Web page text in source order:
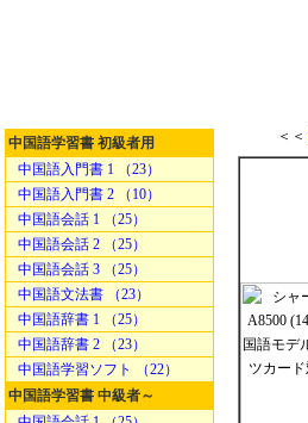
中国語学習書 初級者用
中国語入門書 1 （23）
中国語入門書 2 （10）
中国語会話 1 （25）
中国語会話 2 （25）
中国語会話 3 （25）
中国語文法書 （23）
中国語辞書 1 （25）
中国語辞書 2 （23）
中国語学習ソフト （22）
中国語学習書 中級者～
＜＜